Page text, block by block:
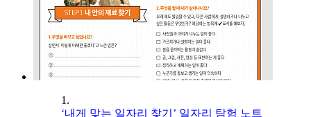
1.
‘내게 맞는 일자리 찾기’ 일자리 탐험 노트